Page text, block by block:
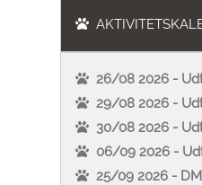
26/08 2026 -
29/08 2026 -
30/08 2026 -
06/09 2026 -
25/09 2026 -